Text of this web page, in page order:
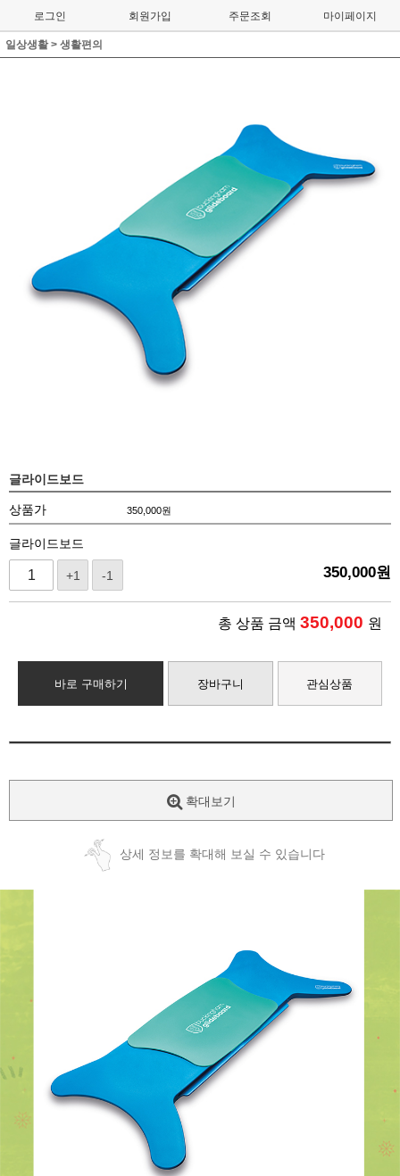
로그인 회원가입 주문조회 마이페이지
일상생활> 생활편의
글라이드보드
상품가 350,000원
글라이드보드
+1 -1 350,000원
총 상품 금액 350,000 원
바로 구매하기 장바구니 관심상품
확대보기
상세 정보를 확대해 보실 수 있습니다